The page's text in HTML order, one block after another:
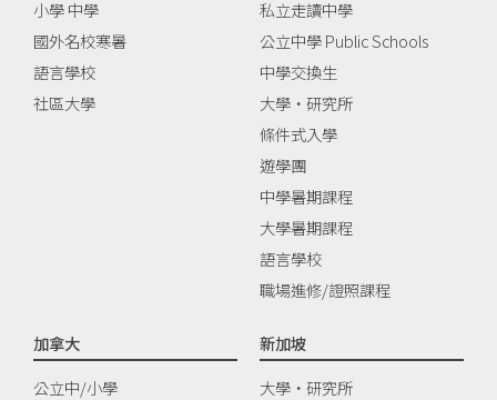
小學 中學
國外名校寒暑
語言學校
社區大學
私立走讀中學
公立中學 Public Schools
中學交換生
大學‧研究所
條件式入學
遊學團
中學暑期課程
大學暑期課程
語言學校
職場進修/證照課程
加拿大
公立中/小學
新加坡
大學‧研究所